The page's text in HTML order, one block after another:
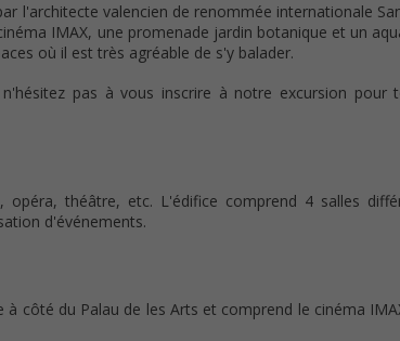
l'architecte valencien de renommée internationale
IMAX, une promenade jardin botanique et un
où il est très agréable de s'y balader.
pas à vous inscrire à notre excursion pour
théâtre, etc. L'édifice comprend 4 salles
d'événements.
côté du Palau de les Arts et comprend le cinéma